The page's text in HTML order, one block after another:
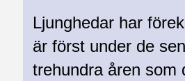
Ljunghedar har
är först under de
trehundra åren som